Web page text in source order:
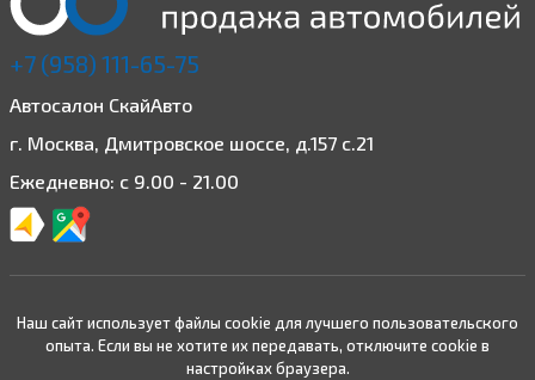
+7 (958) 111-65-75
Автосалон СкайАвто
г. Москва, Дмитровское шоссе, д.157 с.21
Ежедневно: с 9.00 - 21.00
Наш сайт использует файлы cookie для лучшего пользовательского
опыта. Если вы не хотите их передавать, отключите cookie в
настройках браузера.